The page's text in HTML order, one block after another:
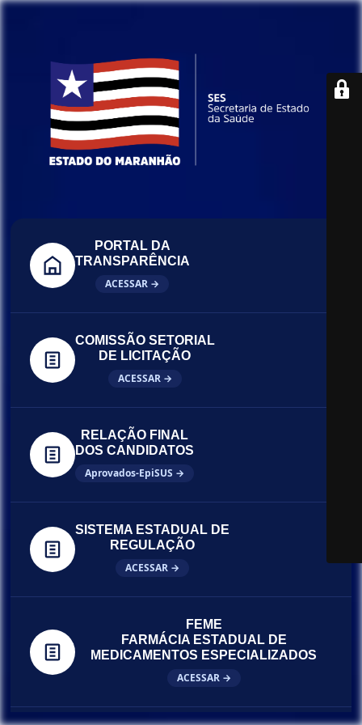
PORTAL DA
TRANSPARÊNCIA
ACESSAR →
COMISSÃO SETORIAL
DE LICITAÇÃO
ACESSAR →
RELAÇÃO FINAL
DOS CANDIDATOS
Aprovados-EpiSUS →
SISTEMA ESTADUAL DE
REGULAÇÃO
ACESSAR →
FEME
FARMÁCIA ESTADUAL DE
MEDICAMENTOS ESPECIALIZADOS
ACESSAR →